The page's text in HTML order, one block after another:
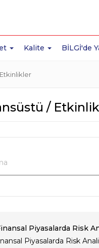
Kalite BİLGİ'de
/
Piyasalarda Risk
Piyasalarda Risk